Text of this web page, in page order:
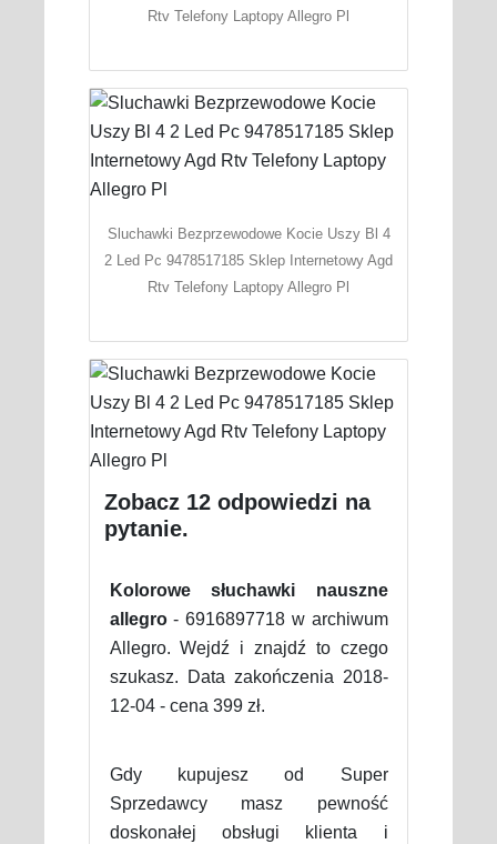
Rtv Telefony Laptopy Allegro Pl
Sluchawki Bezprzewodowe Kocie Uszy Bl 4
2 Led Pc 9478517185 Sklep Internetowy Agd
Rtv Telefony Laptopy Allegro Pl
Zobacz 12 odpowiedzi na
pytanie.
Kolorowe słuchawki nauszne
allegro- 6916897718 w archiwum
Allegro. Wejdź i znajdź to czego
szukasz. Data zakończenia 2018-
12-04 - cena 399 zł.
Gdy kupujesz od Super
Sprzedawcy masz pewność
doskonałej obsługi klienta i